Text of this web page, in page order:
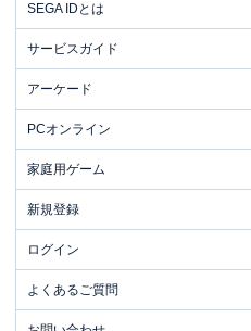
SEGA IDとは
サービスガイド
アーケード
PCオンライン
家庭用ゲーム
新規登録
ログイン
よくあるご質問